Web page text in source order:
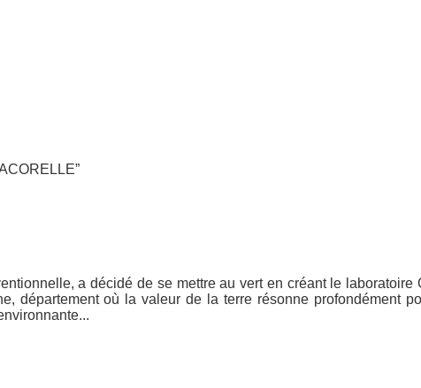
a décidé de se mettre au vert en créant le laboratoire
département où la valeur de la terre résonne profondément